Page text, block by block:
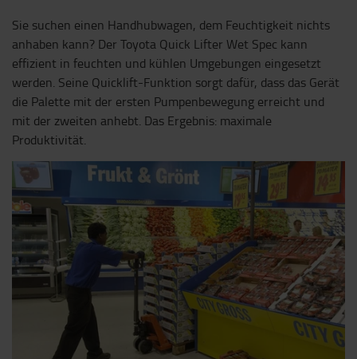
Sie suchen einen Handhubwagen, dem Feuchtigkeit nichts
anhaben kann? Der Toyota Quick Lifter Wet Spec kann
effizient in feuchten und kühlen Umgebungen eingesetzt
werden. Seine Quicklift-Funktion sorgt dafür, dass das Gerät
die Palette mit der ersten Pumpenbewegung erreicht und
mit der zweiten anhebt. Das Ergebnis: maximale
Produktivität.